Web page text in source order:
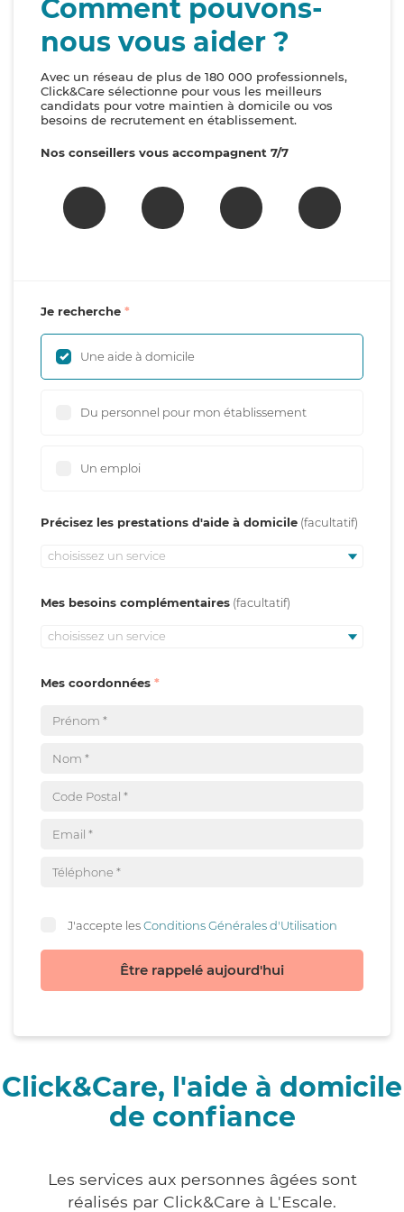
Comment pouvons-
nous vous aider ?
Avec un réseau de plus de 180 000 professionnels,
Click&Care sélectionne pour vous les meilleurs
candidats pour votre maintien à domicile ou vos
besoins de recrutement en établissement.
Nos conseillers vous accompagnent 7/7
Je recherche
Une aide à domicile
Du personnel pour mon établissement
Un emploi
Précisez les prestations d'aide à domicile
choisissez un service
Mes besoins complémentaires
choisissez un service
Mes coordonnées
J'accepte lesConditions Générales d'Utilisation
Être rappelé aujourd'hui
Click&Care, l'aide à domicile
de confiance
Les services aux personnes âgées sont
réalisés par Click&Care à L'Escale.